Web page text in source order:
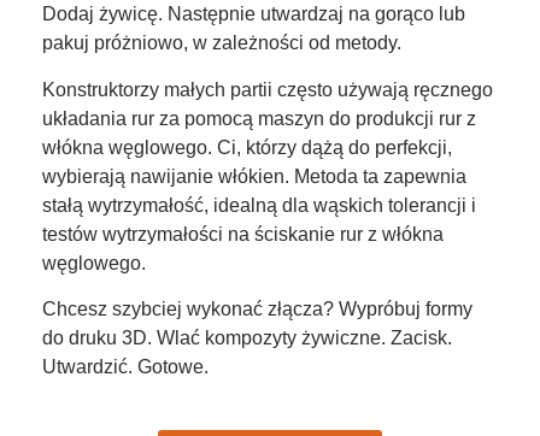
Dodaj żywicę. Następnie utwardzaj na gorąco lub
pakuj próżniowo, w zależności od metody.
Konstruktorzy małych partii często używają ręcznego
układania rur za pomocą maszyn do produkcji rur z
włókna węglowego. Ci, którzy dążą do perfekcji,
wybierają nawijanie włókien. Metoda ta zapewnia
stałą wytrzymałość, idealną dla wąskich tolerancji i
testów wytrzymałości na ściskanie rur z włókna
węglowego.
Chcesz szybciej wykonać złącza? Wypróbuj formy
do druku 3D. Wlać kompozyty żywiczne. Zacisk.
Utwardzić. Gotowe.